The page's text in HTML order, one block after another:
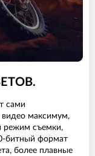
сами
видео максимум,
режим съемки,
битный формат
более плавные